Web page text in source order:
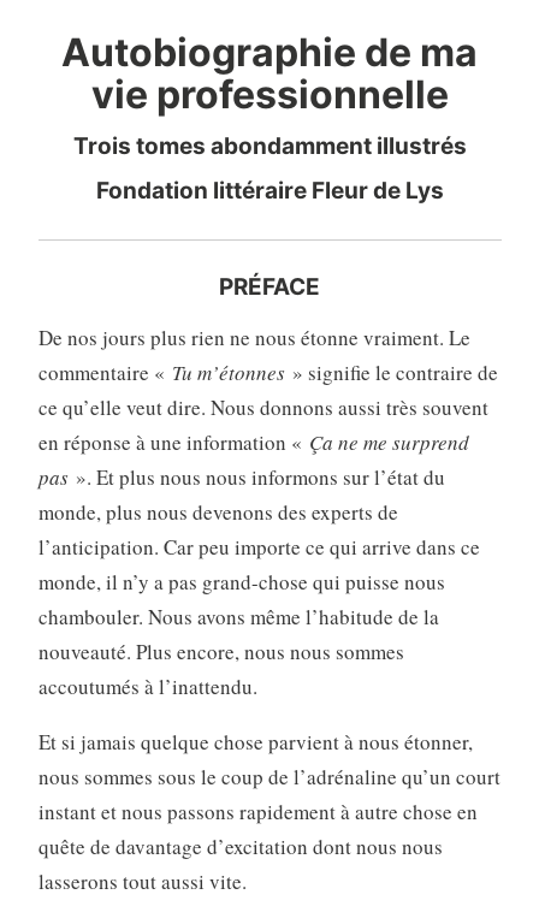
Autobiographie de ma
vie professionnelle
Trois tomes abondamment illustrés
Fondation littéraire Fleur de Lys
PRÉFACE
De nos jours plus rien ne nous étonne vraiment. Le
commentaire « Tu m’étonnes» signifie le contraire de
ce qu’elle veut dire. Nous donnons aussi très souvent
en réponse à une information « Ça ne me surprend
pas». Et plus nous nous informons sur l’état du
monde, plus nous devenons des experts de
l’anticipation. Car peu importe ce qui arrive dans ce
monde, il n’y a pas grand-chose qui puisse nous
chambouler. Nous avons même l’habitude de la
nouveauté. Plus encore, nous nous sommes
accoutumés à l’inattendu.
Et si jamais quelque chose parvient à nous étonner,
nous sommes sous le coup de l’adrénaline qu’un court
instant et nous passons rapidement à autre chose en
quête de davantage d’excitation dont nous nous
lasserons tout aussi vite.